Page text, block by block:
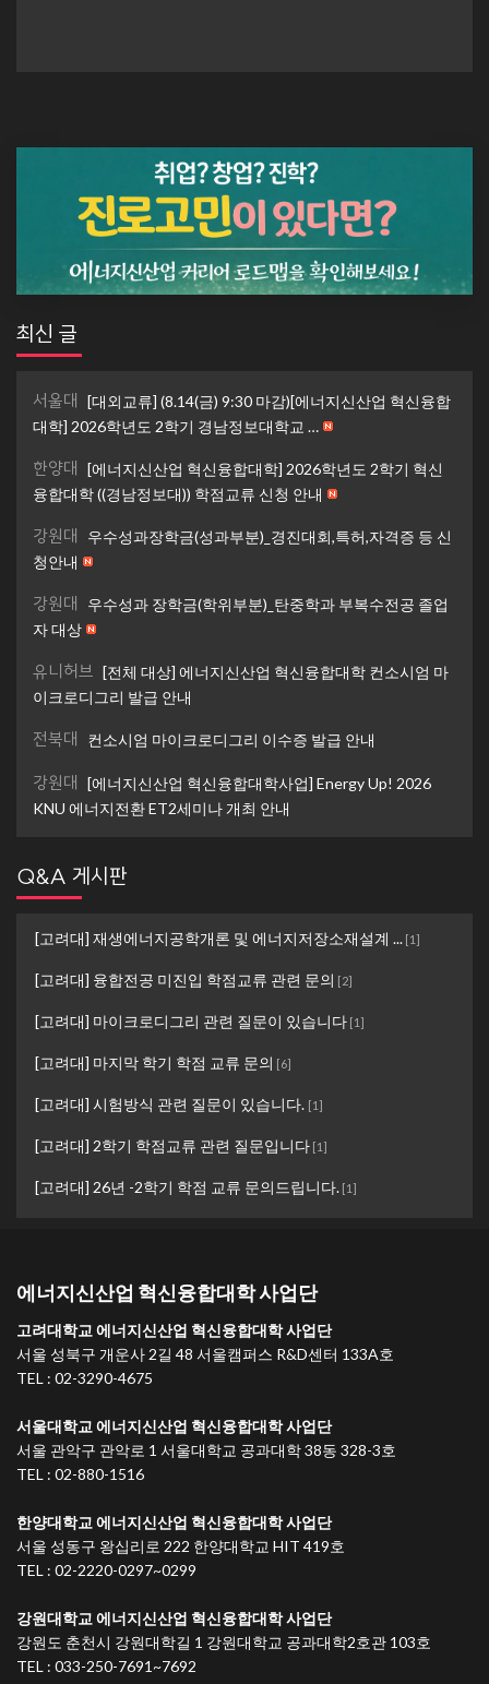
최신 글
서울대 [대외교류] (8.14(금) 9:30 마감)[에너지신산업 혁신융합
대학] 2026학년도 2학기 경남정보대학교 …
한양대 [에너지신산업 혁신융합대학] 2026학년도 2학기 혁신
융합대학 ((경남정보대)) 학점교류 신청 안내
강원대
우수성과장학금(성과부분)_경진대회,특허,자격증 등 신
청안내
강원대
우수성과 장학금(학위부분)_탄중학과 부복수전공 졸업
자 대상
유니허브 [전체 대상] 에너지신산업 혁신융합대학 컨소시엄 마
이크로디그리 발급 안내
전북대 컨소시엄 마이크로디그리 이수증 발급 안내
강원대 [에너지신산업 혁신융합대학사업] Energy Up! 2026
KNU 에너지전환 ET2세미나 개최 안내
Q&A 게시판
[고려대] 재생에너지공학개론 및 에너지저장소재설계 ... [1]
[고려대] 융합전공 미진입 학점교류 관련 문의 [2]
[고려대] 마이크로디그리 관련 질문이 있습니다 [1]
[고려대] 마지막 학기 학점 교류 문의 [6]
[고려대] 시험방식 관련 질문이 있습니다. [1]
[고려대] 2학기 학점교류 관련 질문입니다 [1]
[고려대] 26년 -2학기 학점 교류 문의드립니다. [1]
에너지신산업 혁신융합대학 사업단
고려대학교 에너지신산업 혁신융합대학 사업단
서울 성북구 개운사 2길 48 서울캠퍼스 R&D센터 133A호
TEL : 02-3290-4675
서울대학교 에너지신산업 혁신융합대학 사업단
서울 관악구 관악로 1 서울대학교 공과대학 38동 328-3호
TEL : 02-880-1516
한양대학교 에너지신산업 혁신융합대학 사업단
서울 성동구 왕십리로 222 한양대학교 HIT 419호
TEL : 02-2220-0297~0299
강원대학교 에너지신산업 혁신융합대학 사업단
강원도 춘천시 강원대학길 1 강원대학교 공과대학2호관 103호
TEL : 033-250-7691~7692